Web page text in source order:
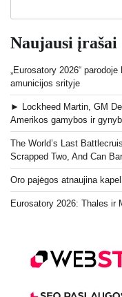
Naujausi įrašai
„Eurosatory 2026“
amunicijos srityje
► Lockheed Martin, GM
Amerikos gamybos ir
The World’s Last
Scrapped Two, And Can
Oro pajėgos atnaujina
Eurosatory 2026: Thales ir